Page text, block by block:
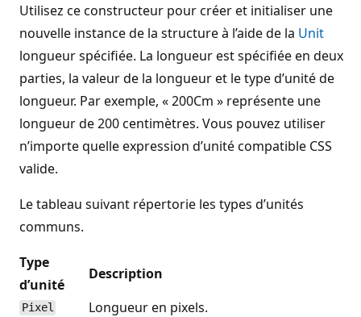
Utilisez ce constructeur pour créer et initialiser une
nouvelle instance de la structure à l’aide de la Unit
longueur spécifiée. La longueur est spécifiée en deux
parties, la valeur de la longueur et le type d’unité de
longueur. Par exemple, « 200Cm » représente une
longueur de 200 centimètres. Vous pouvez utiliser
n’importe quelle expression d’unité compatible CSS
valide.
Le tableau suivant répertorie les types d’unités
communs.
Type
d’unité
Description
Pixel Longueur en pixels.